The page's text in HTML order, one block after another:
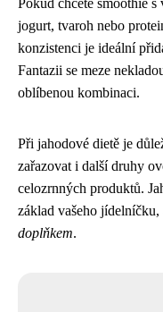
Pokud chcete smoothie
jogurt, tvaroh nebo
konzistenci je ideální
Fantazii se meze
oblíbenou kombinaci.
Při jahodové dietě je
zařazovat i další druhy
celozrnných produktů.
základ vašeho
doplňkem.